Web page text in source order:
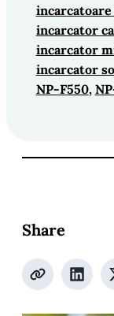
incarcatoare
incarcator
incarcator
incarcator
NP-F550,
Share